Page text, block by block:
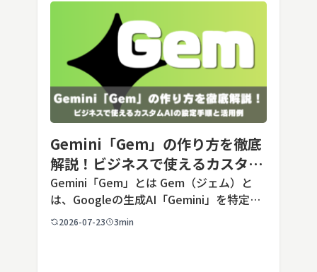
Gemini「Gem」の作り方を徹底
解説！ビジネスで使えるカスタム
AIの設定手順と活用例
Gemini「Gem」とは Gem（ジェム）と
は、Googleの生成AI「Gemini」を特定の
用途に合わせてカスタマイズできる機能で
2026-07-23 3min